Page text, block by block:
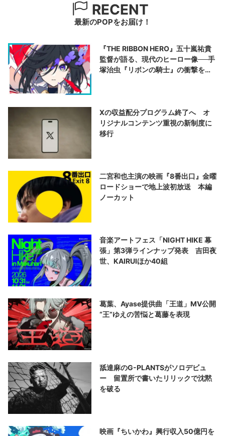
RECENT
最新のPOPをお届け！
『THE RIBBON HERO』五十嵐祐貴
監督が語る、現代のヒーロー像──手
塚治虫『リボンの騎士』の衝撃を再
Xの収益配分プログラム終了へ オ
リジナルコンテンツ重視の新制度に
移行
二宮和也主演の映画『8番出口』金曜
ロードショーで地上波初放送 本編
ノーカット
音楽アートフェス「NIGHT HIKE 幕
張」第3弾ラインナップ発表 吉田夜
世、KAIRUIほか40組
葛葉、Ayase提供曲「王道」MV公開
“王”ゆえの苦悩と葛藤を表現
舐達麻のG-PLANTSがソロデビュ
ー 留置所で書いたリリックで沈黙
を破る
映画『ちいかわ』興行収入50億円を